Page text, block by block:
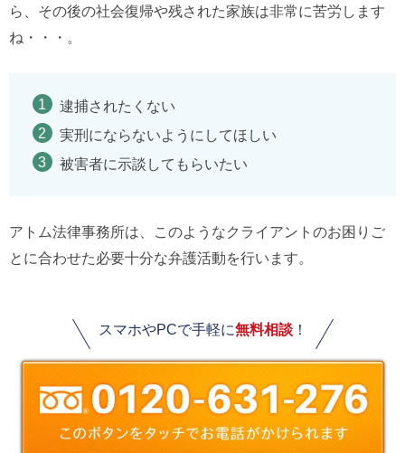
ら、その後の社会復帰や残された家族は非常に苦労します
ね・・・。
逮捕されたくない
実刑にならないようにしてほしい
被害者に示談してもらいたい
アトム法律事務所は、このようなクライアントのお困りご
とに合わせた必要十分な弁護活動を行います。
スマホやPCで手軽に無料相談！